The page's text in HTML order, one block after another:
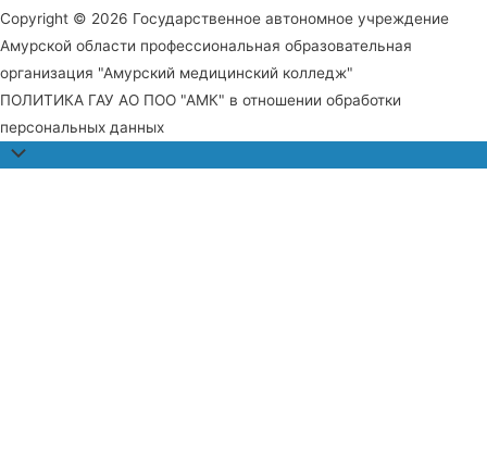
Copyright © 2026 Государственное автономное учреждение
Амурской области профессиональная образовательная
организация "Амурский медицинский колледж"
ПОЛИТИКА ГАУ АО ПОО "АМК" в отношении обработки
персональных данных
Прокрутить